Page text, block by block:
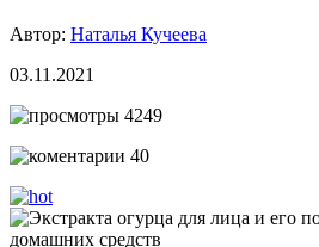
Автор: Наталья Кучеева
03.11.2021
4249
40